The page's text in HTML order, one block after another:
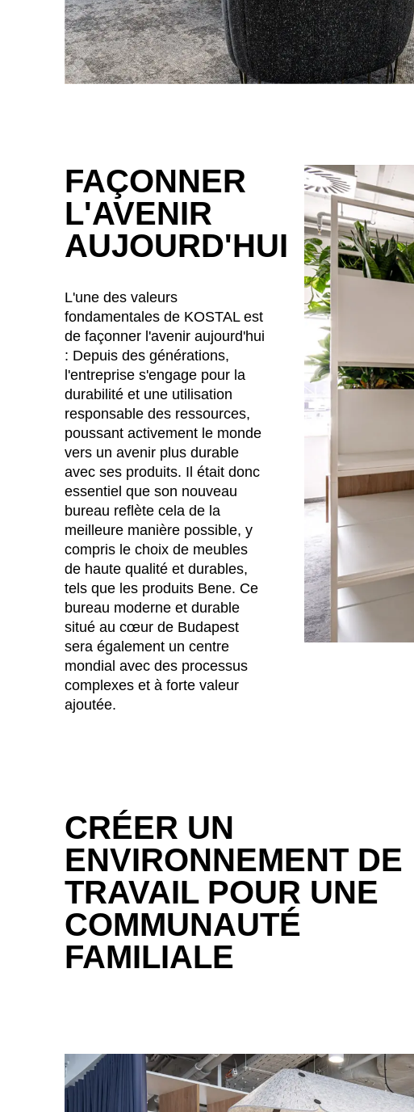
France(FR)
Ghana(GH)
Grande-Bretagne(GB)
Grèce(GR)
Égypte
Émirats arabes unis(AE)
FAÇONNER
L'AVENIR
AUJOURD'HUI
L'une des valeurs
fondamentales de KOSTAL est
de façonner l'avenir aujourd'hui
: Depuis des générations,
l'entreprise s'engage pour la
durabilité et une utilisation
responsable des ressources,
poussant activement le monde
vers un avenir plus durable
avec ses produits. Il était donc
essentiel que son nouveau
bureau reflète cela de la
meilleure manière possible, y
compris le choix de meubles
de haute qualité et durables,
tels que les produits Bene. Ce
bureau moderne et durable
situé au cœur de Budapest
sera également un centre
mondial avec des processus
complexes et à forte valeur
ajoutée.
CRÉER UN
ENVIRONNEMENT DE
TRAVAIL POUR UNE
COMMUNAUTÉ
FAMILIALE